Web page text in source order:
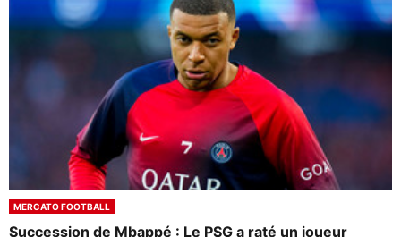
MERCATO FOOTBALL
Succession de Mbappé : Le PSG a raté un joueur